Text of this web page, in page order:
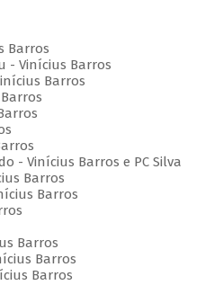
Barros
- Vinícius Barros
Barros
- Vinícius Barros e PC Silva
Barros
Barros
Barros
Barros
Barros